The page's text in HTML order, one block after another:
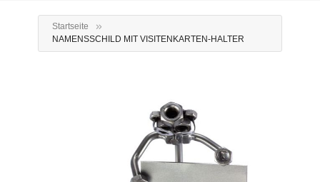
Startseite
NAMENSSCHILD MIT VISITENKARTEN-HALTER